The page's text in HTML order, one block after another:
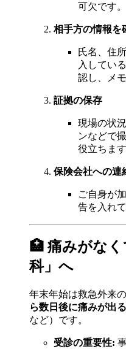
可欠です。
相手方の情報を
氏名、住
入してい
認し、メ
証拠の保存
現場の状
ンなどで
役立ちます
保険会社への連
ご自身が
告を入れ
🏥 痛みがな
科」へ
年末年始は救急外来
ら数日後に痛みが出る
など）です。
受診の重要性: